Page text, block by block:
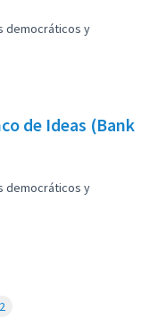
democráticos y
de Ideas (Bank
democráticos y
2